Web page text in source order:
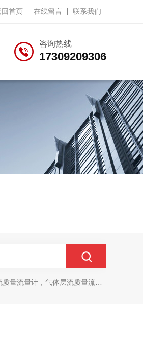
回首页 在线留言 联系我们
咨询热线
17309209306
量计，气体层流质量流量控制器